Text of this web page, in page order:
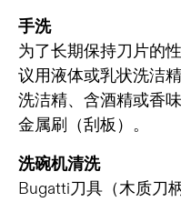
手洗
为了长期保持刀片的
议用液体或乳状洗洁
洗洁精、含酒精或香
金属刷（刮板）。
洗碗机清洗
Bugatti刀具（木质刀